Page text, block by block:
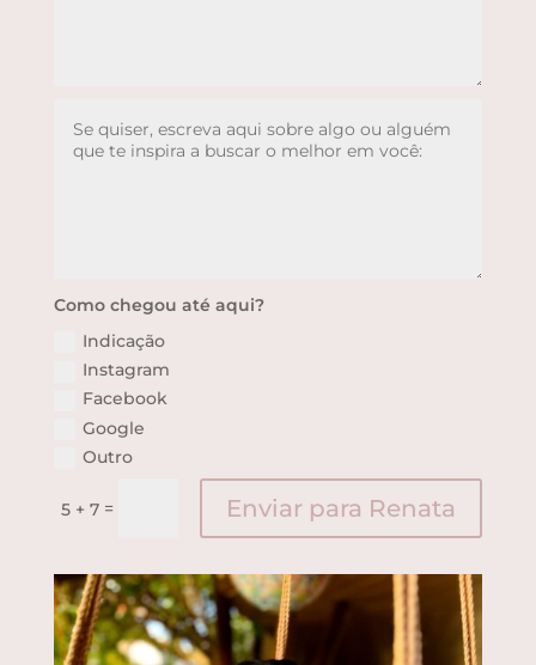
Como chegou até aqui?
Indicação
Instagram
Facebook
Google
Outro
5 + 7 = Enviar para Renata